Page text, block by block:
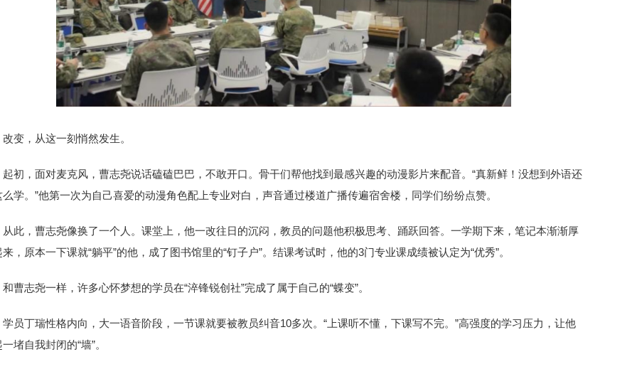
改变，从这一刻悄然发生。
起初，面对麦克风，曹志尧说话磕磕巴巴，不敢开口。骨干们帮他找到最感兴趣的动漫影片来配音。“真新鲜！没想到外语还
么学。”他第一次为自己喜爱的动漫角色配上专业对白，声音通过楼道广播传遍宿舍楼，同学们纷纷点赞。
从此，曹志尧像换了一个人。课堂上，他一改往日的沉闷，教员的问题他积极思考、踊跃回答。一学期下来，笔记本渐渐厚
，原本一下课就“躺平”的他，成了图书馆里的“钉子户”。结课考试时，他的3门专业课成绩被认定为“优秀”。
和曹志尧一样，许多心怀梦想的学员在“淬锋锐创社”完成了属于自己的“蝶变”。
学员丁瑞性格内向，大一语音阶段，一节课就要被教员纠音10多次。“上课听不懂，下课写不完。”高强度的学习压力，让他
堵自我封闭的“墙”。